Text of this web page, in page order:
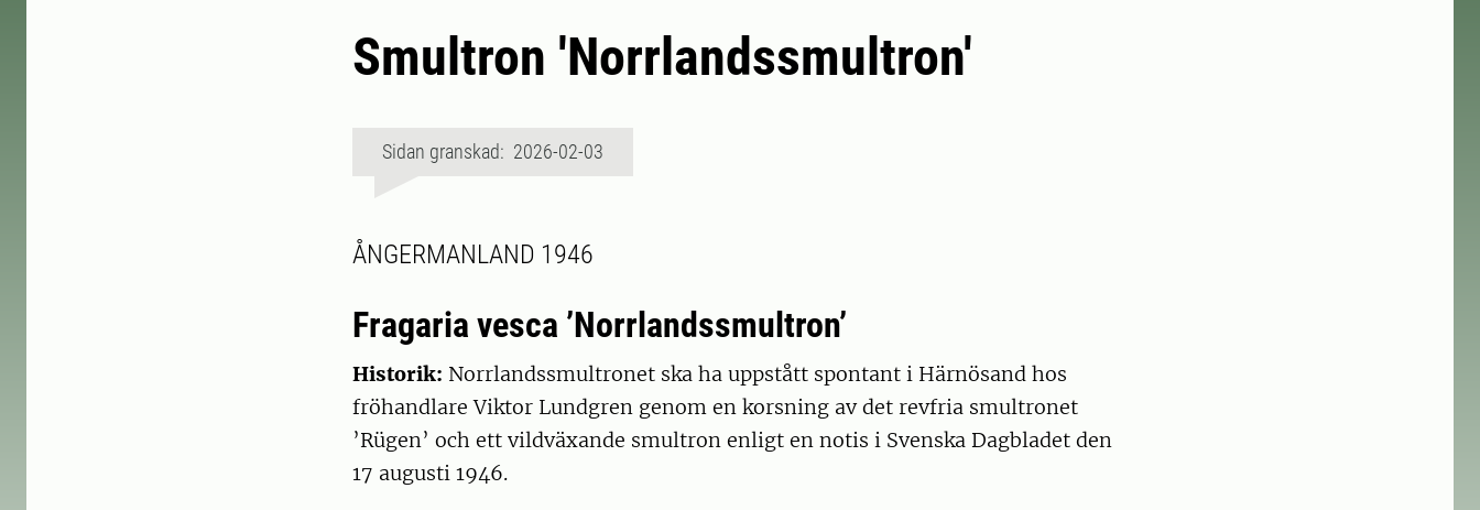
Smultron 'Norrlandssmultron'
Sidan granskad: 2026-02-03
ÅNGERMANLAND 1946
Fragaria vesca ’Norrlandssmultron’
Historik: Norrlandssmultronet ska ha uppstått spontant i Härnösand hos
fröhandlare Viktor Lundgren genom en korsning av det revfria smultronet
’Rügen’ och ett vildväxande smultron enligt en notis i Svenska Dagbladet den
17 augusti 1946.